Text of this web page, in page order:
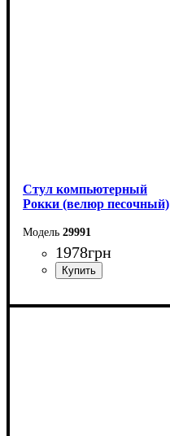
Стул компьютерный
Рокки (велюр песочный)
29991
1978грн